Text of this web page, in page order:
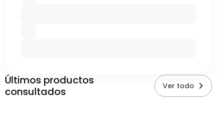
Últimos productos
consultados
Ver todo